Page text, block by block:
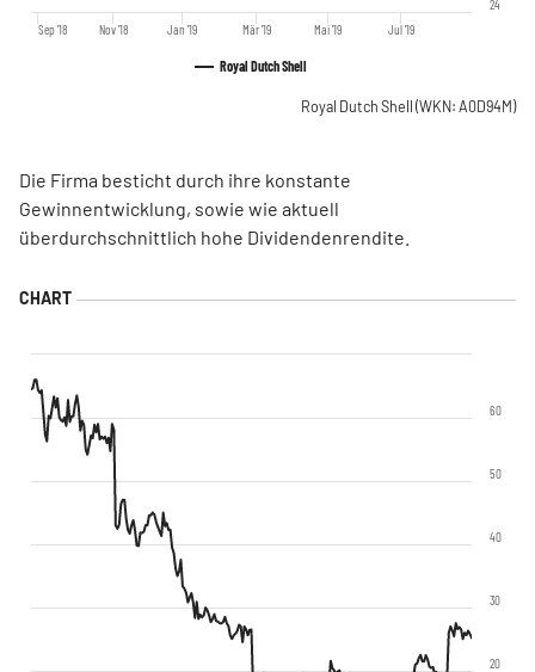
Royal Dutch Shell
Sep '18 Nov '18 Jan '19 Mär '19 Mai '19 Jul '19
24
Royal Dutch Shell (WKN: A0D94M)
Die Firma besticht durch ihre konstante
Gewinnentwicklung, sowie wie aktuell
überdurchschnittlich hohe Dividendenrendite.
20
30
40
50
60